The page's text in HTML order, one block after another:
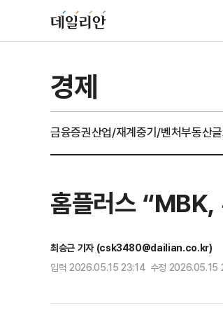
경제
금융증권산업/재계중기/벤처부동산
홈플러스
최승근 기자 (csk3480@dailian.co.kr)
입력 2026.05.15 23:14 수정 2026.05.15